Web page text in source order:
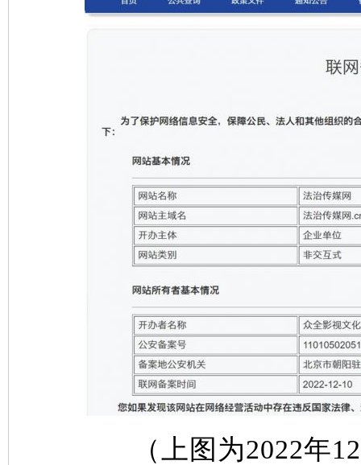
（上图为2022年